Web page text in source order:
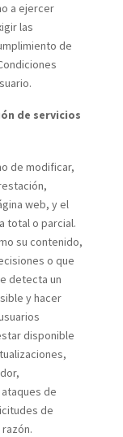
a ejercer
las
de
de servicios
de modificar,
web, y el
total o parcial.
su contenido,
o que
detecta un
y hacer
disponible
de
de